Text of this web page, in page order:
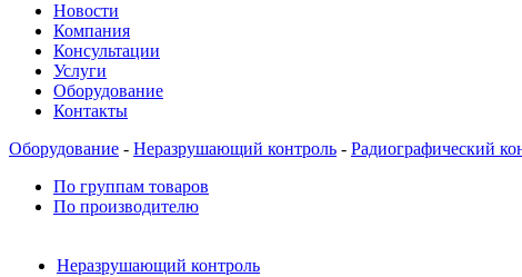
Новости
Компания
Консультации
Услуги
Оборудование
Контакты
Оборудование - Неразрушающий контроль - Радиографический
По группам товаров
По производителю
Неразрушающий контроль